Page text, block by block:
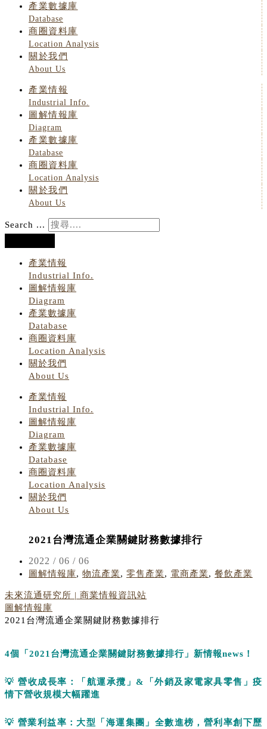
產業數據庫
Database
商圈資料庫
Location Analysis
關於我們
About Us
產業情報
Industrial Info.
圖解情報庫
Diagram
產業數據庫
Database
商圈資料庫
Location Analysis
關於我們
About Us
Search ...
產業情報
Industrial Info.
圖解情報庫
Diagram
產業數據庫
Database
商圈資料庫
Location Analysis
關於我們
About Us
產業情報
Industrial Info.
圖解情報庫
Diagram
產業數據庫
Database
商圈資料庫
Location Analysis
關於我們
About Us
2021台灣流通企業關鍵財務數據排行
2022 / 06 / 06
圖解情報庫, 物流產業, 零售產業, 電商產業, 餐飲產業
未來流通研究所 | 商業情報資訊站
圖解情報庫
2021台灣流通企業關鍵財務數據排行
4個「 2021台灣流通企業關鍵財務數據排行」新情報news ！
💡 營收成長率：「航運承攬」 &
「外銷及家電家具零售」疫
情下營收規模大幅躍進
💡 營業利益率：大型「海運集團」全數進榜，營利率創下歷